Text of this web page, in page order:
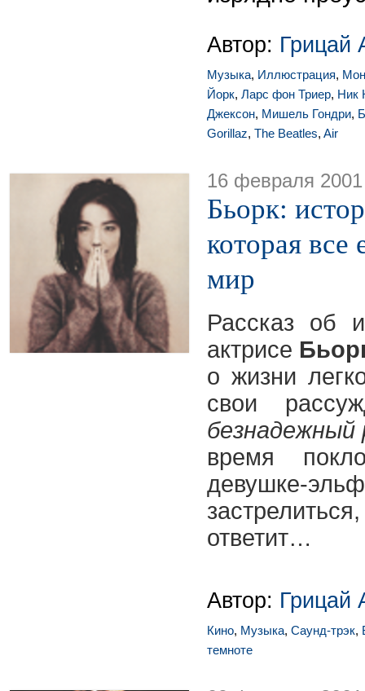
Автор: Грицай
Музыка, Иллюстрация,
Йорк, Ларс фон Триер, Ник
Джексон, Мишель Гондри,
Gorillaz, The Beatles, Air
16 февраля 2001
Бьорк:
которая все
мир
Рассказ об
актрисе
о жизни
свои
время
девушке-
ответит…
Автор: Грицай
Кино, Музыка, Саунд-трэк,
темноте